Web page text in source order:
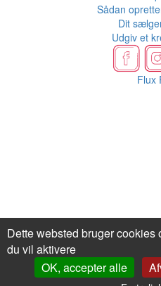
Sådan
Dit
Udgiv et
Flux
Dette websted bruger cookies
du vil aktivere
OK, accepter alle